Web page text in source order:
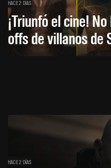
HACE 2 DÍAS
¡Triunfó el cine!
offs de villanos de
HACE 2 DÍAS